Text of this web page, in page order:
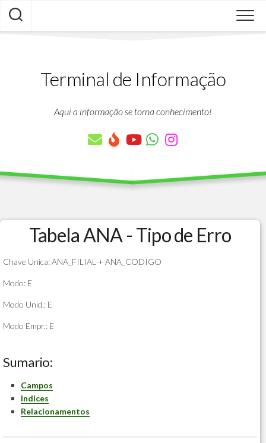
Skip
content
Terminal de Informação
Aqui a informação se torna conhecimento!
Tabela ANA - Tipo de Erro
Chave Unica: ANA_FILIAL + ANA_CODIGO
Modo: E
Modo Unid.: E
Modo Empr.: E
Sumario:
Campos
Indices
Relacionamentos